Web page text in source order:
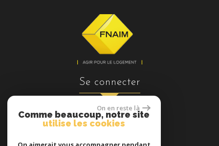
se connecter
On en reste là
Comme beaucoup, notre site
utilise les cookies